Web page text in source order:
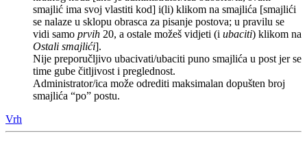
smajlić ima svoj vlastiti kod] i(li) klikom na smajlića [smajlići
se nalaze u sklopu obrasca za pisanje postova; u pravilu se
vidi samo prvih 20, a ostale možeš vidjeti (i ubaciti) klikom na
Ostali smajlići].
Nije preporučljivo ubacivati/ubaciti puno smajlića u post jer se
time gube čitljivost i preglednost.
Administrator/ica može odrediti maksimalan dopušten broj
smajlića “po” postu.
Vrh